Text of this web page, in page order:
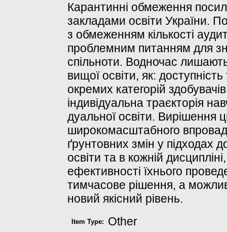
Карантинні обмеження
закладами освіти України.
з обмеженням кількості
проблемним питанням для
спільноти. Водночас
вищої освіти, як:
окремих категорій
індивідуальна траєкторія
дуальної освіти. Вирішення
широкомасштабного
ґрунтовних змін у підходах
освіти та в кожній
ефективності їхнього
тимчасове рішення, а
новий якісний рівень.
Item Type: Other